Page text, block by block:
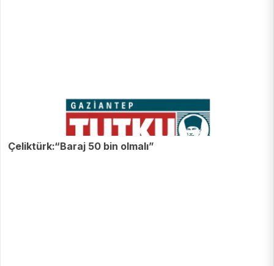
Çeliktürk:“Baraj 50 bin olmalı”